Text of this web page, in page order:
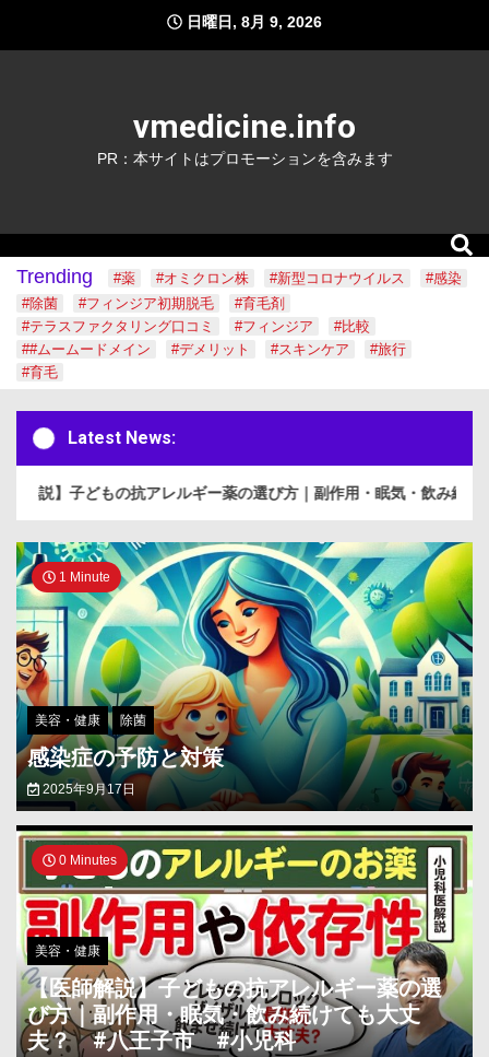
content
日曜日, 8月 9, 2026
vmedicine.info
PR：本サイトはプロモーションを含みます
Trending #薬 #オミクロン株 #新型コロナウイルス
#感染
#除菌
#フィンジア初期脱毛
#育毛剤
#テラスファクタリング口コミ
#フィンジア
#比較
##ムームードメイン
#デメリット #スキンケア
#旅行
#育毛
Latest News:
説】子どもの抗アレルギー薬の選び方｜副作用・眠気・飲み続けて
1 Minute
美容・健康 除菌
感染症の予防と対策
2025年9月17日
0 Minutes
美容・健康
【医師解説】子どもの抗アレルギー薬の選
び方｜副作用・眠気・飲み続けても大丈
夫？ #八王子市 #小児科